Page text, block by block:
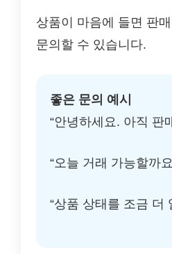
상품이 마음에 들면 판
문의할 수 있습니다.
좋은 문의 예시
“안녕하세요. 아직 판
“오늘 거래 가능할까
“상품 상태를 조금 더